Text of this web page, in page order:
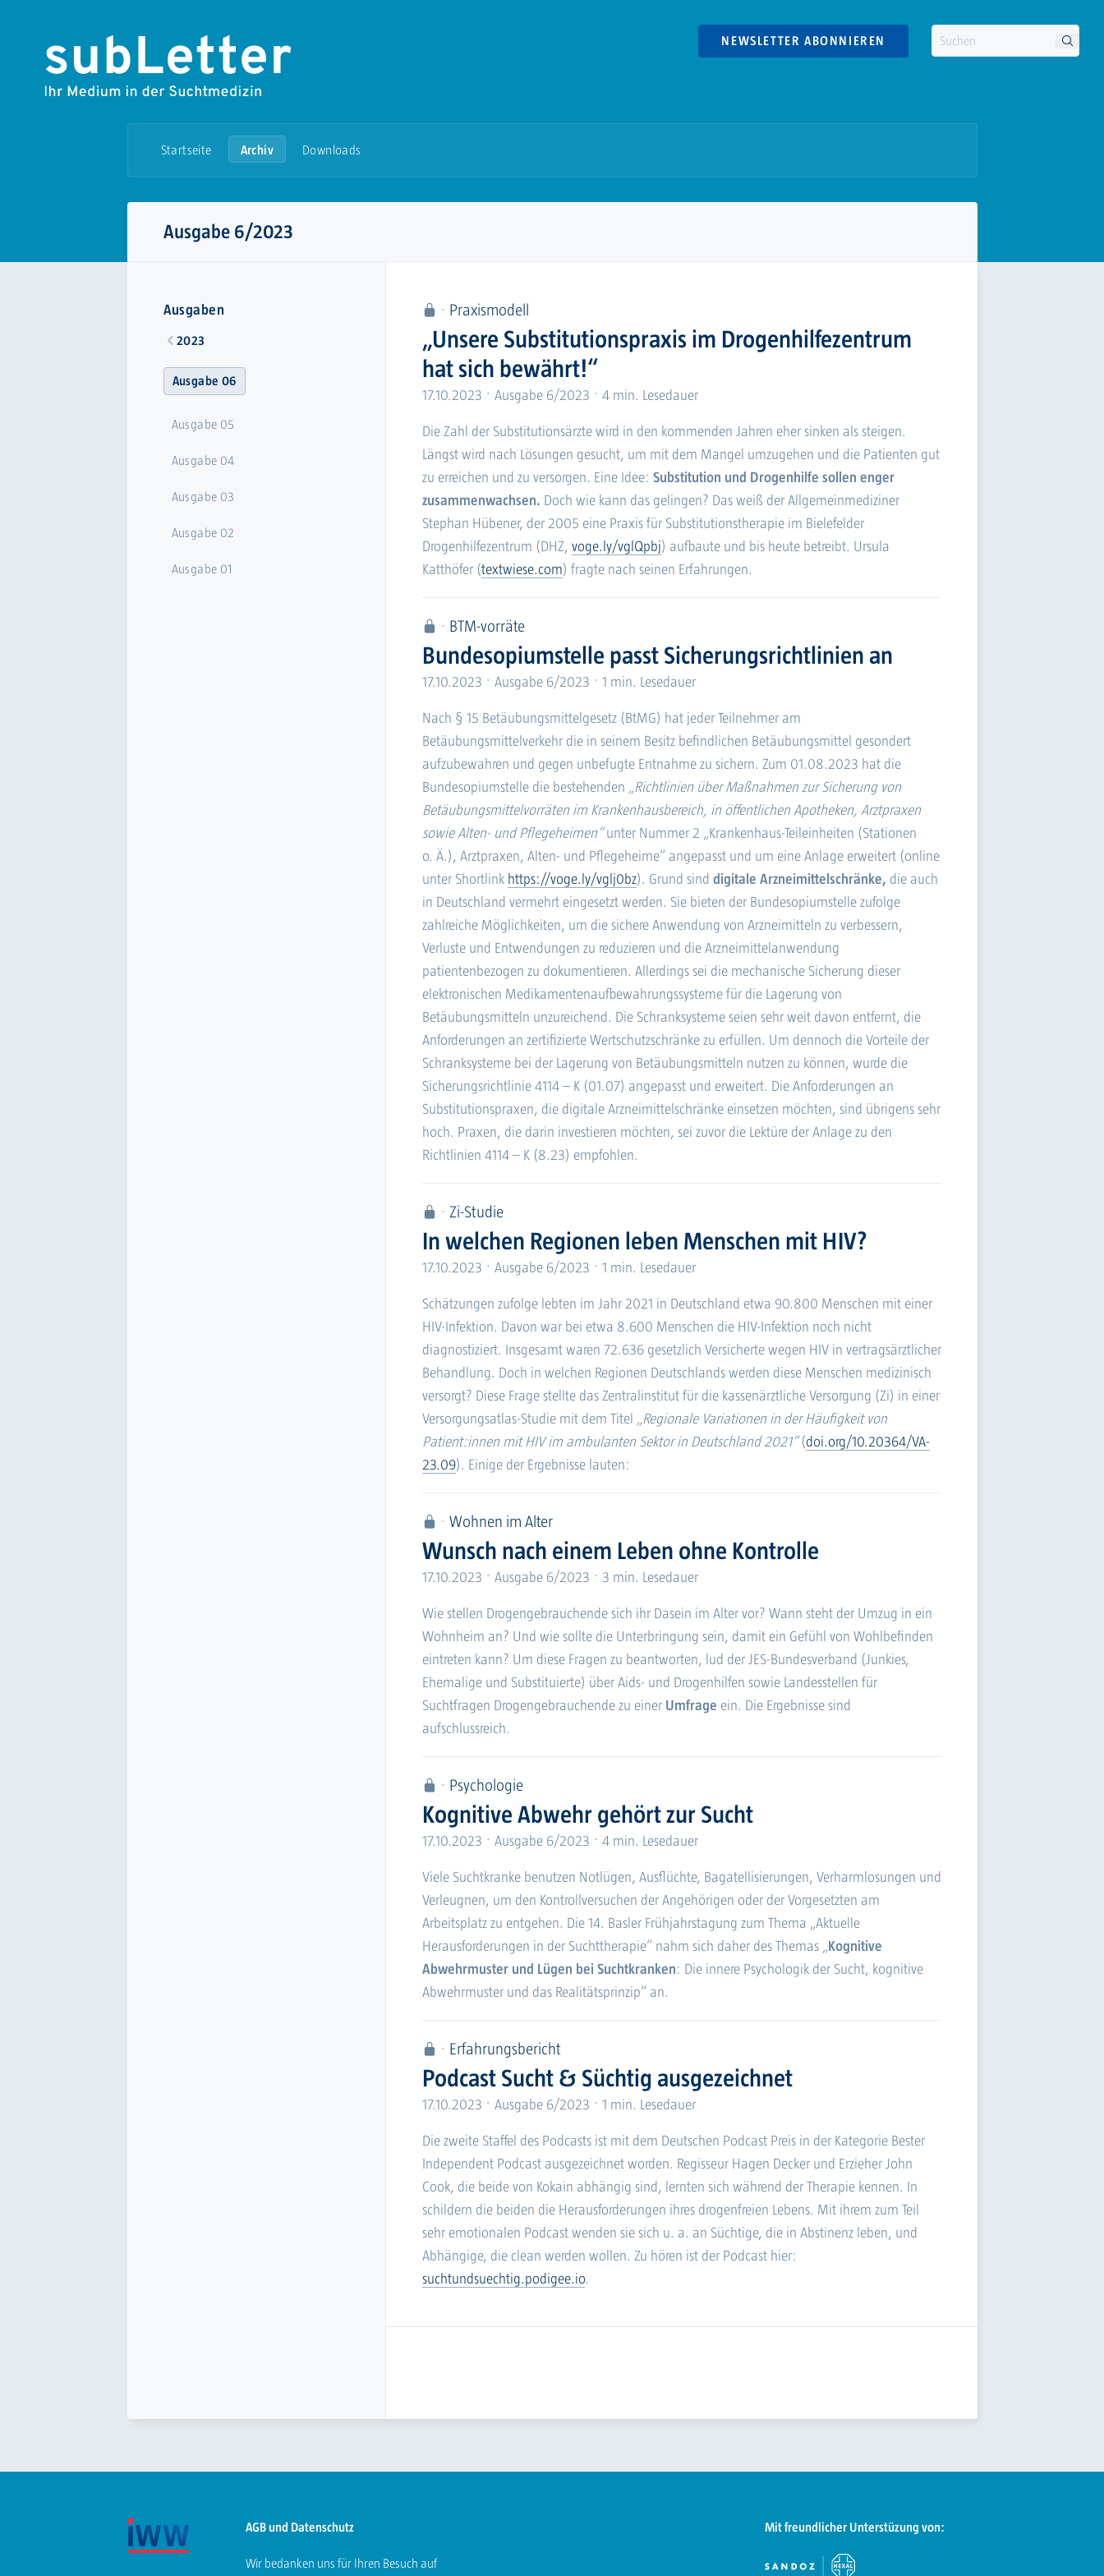
NEWSLETTER ABONNIEREN
Startseite Archiv Downloads
Ausgabe 6/2023
Ausgaben
2023
Ausgabe 06
Ausgabe 05
Ausgabe 04
Ausgabe 03
Ausgabe 02
Ausgabe 01
Praxismodell
„Unsere Substitutionspraxis im Drogenhilfezentrum
hat sich bewährt!“
17.10.2023 Ausgabe 6/2023 4 min. Lesedauer
Die Zahl der Substitutionsärzte wird in den kommenden Jahren eher sinken als steigen.
Längst wird nach Lösungen gesucht, um mit dem Mangel umzugehen und die Patienten gut
zu erreichen und zu versorgen. Eine Idee: Substitution und Drogenhilfe sollen enger
zusammenwachsen. Doch wie kann das gelingen? Das weiß der Allgemeinmediziner
Stephan Hübener, der 2005 eine Praxis für Substitutionstherapie im Bielefelder
Drogenhilfezentrum (DHZ, voge.ly/vglQpbj) aufbaute und bis heute betreibt. Ursula
Katthöfer (textwiese.com) fragte nach seinen Erfahrungen.
BTM-vorräte
Bundesopiumstelle passt Sicherungsrichtlinien an
17.10.2023 Ausgabe 6/2023 1 min. Lesedauer
Nach § 15 Betäubungsmittelgesetz (BtMG) hat jeder Teilnehmer am
Betäubungsmittelverkehr die in seinem Besitz befindlichen Betäubungsmittel gesondert
aufzubewahren und gegen unbefugte Entnahme zu sichern. Zum 01.08.2023 hat die
Bundesopiumstelle die bestehenden „Richtlinien über Maßnahmen zur Sicherung von
Betäubungsmittelvorräten im Krankenhausbereich, in öffentlichen Apotheken, Arztpraxen
sowie Alten- und Pflegeheimen“unter Nummer 2 „Krankenhaus-Teileinheiten (Stationen
o. Ä.), Arztpraxen, Alten- und Pflegeheime“ angepasst und um eine Anlage erweitert (online
unter Shortlink https://voge.ly/vglj0bz). Grund sind digitale Arzneimittelschränke, die auch
in Deutschland vermehrt eingesetzt werden. Sie bieten der Bundesopiumstelle zufolge
zahlreiche Möglichkeiten, um die sichere Anwendung von Arzneimitteln zu verbessern,
Verluste und Entwendungen zu reduzieren und die Arzneimittelanwendung
patientenbezogen zu dokumentieren. Allerdings sei die mechanische Sicherung dieser
elektronischen Medikamentenaufbewahrungssysteme für die Lagerung von
Betäubungsmitteln unzureichend. Die Schranksysteme seien sehr weit davon entfernt, die
Anforderungen an zertifizierte Wertschutzschränke zu erfüllen. Um dennoch die Vorteile der
Schranksysteme bei der Lagerung von Betäubungsmitteln nutzen zu können, wurde die
Sicherungsrichtlinie 4114 – K (01.07) angepasst und erweitert. Die Anforderungen an
Substitutionspraxen, die digitale Arzneimittelschränke einsetzen möchten, sind übrigens sehr
hoch. Praxen, die darin investieren möchten, sei zuvor die Lektüre der Anlage zu den
Richtlinien 4114 – K (8.23) empfohlen.
Zi-Studie
In welchen Regionen leben Menschen mit HIV?
17.10.2023 Ausgabe 6/2023 1 min. Lesedauer
Schätzungen zufolge lebten im Jahr 2021 in Deutschland etwa 90.800 Menschen mit einer
HIV-Infektion. Davon war bei etwa 8.600 Menschen die HIV-Infektion noch nicht
diagnostiziert. Insgesamt waren 72.636 gesetzlich Versicherte wegen HIV in vertragsärztlicher
Behandlung. Doch in welchen Regionen Deutschlands werden diese Menschen medizinisch
versorgt? Diese Frage stellte das Zentralinstitut für die kassenärztliche Versorgung (Zi) in einer
Versorgungsatlas-Studie mit dem Titel „Regionale Variationen in der Häufigkeit von
Patient:innen mit HIV im ambulanten Sektor in Deutschland 2021“(doi.org/10.20364/VA-
23.09). Einige der Ergebnisse lauten:
Wohnen im Alter
Wunsch nach einem Leben ohne Kontrolle
17.10.2023 Ausgabe 6/2023 3 min. Lesedauer
Wie stellen Drogengebrauchende sich ihr Dasein im Alter vor? Wann steht der Umzug in ein
Wohnheim an? Und wie sollte die Unterbringung sein, damit ein Gefühl von Wohlbefinden
eintreten kann? Um diese Fragen zu beantworten, lud der JES-Bundesverband (Junkies,
Ehemalige und Substituierte) über Aids- und Drogenhilfen sowie Landesstellen für
Suchtfragen Drogengebrauchende zu einer Umfrage ein. Die Ergebnisse sind
aufschlussreich.
Psychologie
Kognitive Abwehr gehört zur Sucht
17.10.2023 Ausgabe 6/2023 4 min. Lesedauer
Viele Suchtkranke benutzen Notlügen, Ausflüchte, Bagatellisierungen, Verharmlosungen und
Verleugnen, um den Kontrollversuchen der Angehörigen oder der Vorgesetzten am
Arbeitsplatz zu entgehen. Die 14. Basler Frühjahrstagung zum Thema „Aktuelle
Herausforderungen in der Suchttherapie“ nahm sich daher des Themas „Kognitive
Abwehrmuster und Lügen bei Suchtkranken: Die innere Psychologik der Sucht, kognitive
Abwehrmuster und das Realitätsprinzip“ an.
Erfahrungsbericht
Podcast Sucht & Süchtig ausgezeichnet
17.10.2023 Ausgabe 6/2023 1 min. Lesedauer
Die zweite Staffel des Podcasts ist mit dem Deutschen Podcast Preis in der Kategorie Bester
Independent Podcast ausgezeichnet worden. Regisseur Hagen Decker und Erzieher John
Cook, die beide von Kokain abhängig sind, lernten sich während der Therapie kennen. In
schildern die beiden die Herausforderungen ihres drogenfreien Lebens. Mit ihrem zum Teil
sehr emotionalen Podcast wenden sie sich u. a. an Süchtige, die in Abstinenz leben, und
Abhängige, die clean werden wollen. Zu hören ist der Podcast hier:
suchtundsuechtig.podigee.io.
AGB und Datenschutz
Wir bedanken uns für Ihren Besuch auf
Mit freundlicher Unterstüzung von: